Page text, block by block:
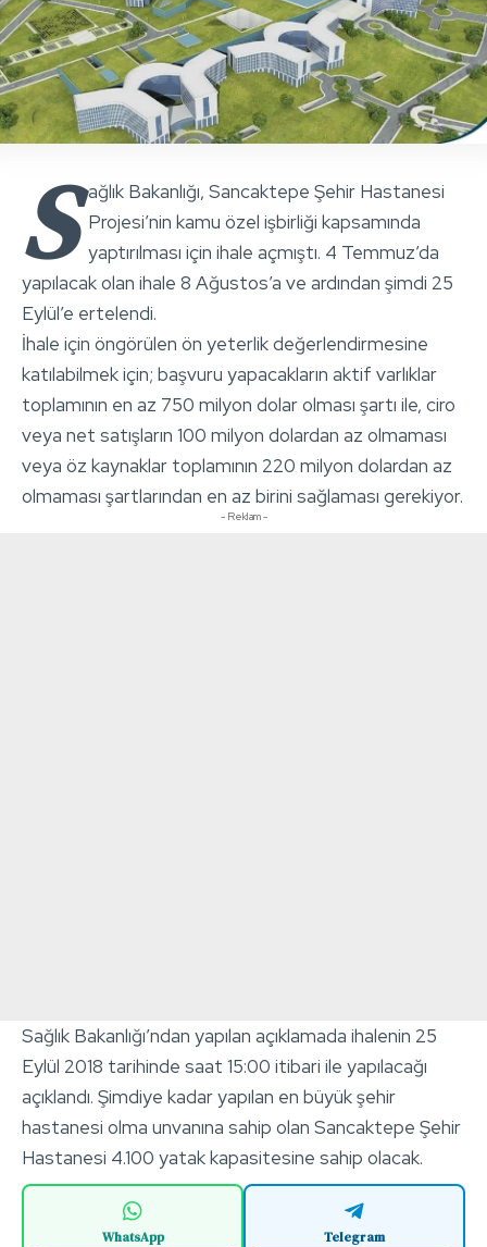
S ağlık Bakanlığı, Sancaktepe Şehir Hastanesi
Projesi’nin kamu özel işbirliği kapsamında
yaptırılması için ihale açmıştı. 4 Temmuz’da
yapılacak olan ihale 8 Ağustos’a ve ardından şimdi 25
Eylül’e ertelendi.
İhale için öngörülen ön yeterlik değerlendirmesine
katılabilmek için; başvuru yapacakların aktif varlıklar
toplamının en az 750 milyon dolar olması şartı ile, ciro
veya net satışların 100 milyon dolardan az olmaması
veya öz kaynaklar toplamının 220 milyon dolardan az
olmaması şartlarından en az birini sağlaması gerekiyor.
- Reklam -
Sağlık Bakanlığı’ndan yapılan açıklamada ihalenin 25
Eylül 2018 tarihinde saat 15:00 itibari ile yapılacağı
açıklandı. Şimdiye kadar yapılan en büyük şehir
hastanesi olma unvanına sahip olan Sancaktepe Şehir
Hastanesi 4.100 yatak kapasitesine sahip olacak.
WhatsApp Telegram